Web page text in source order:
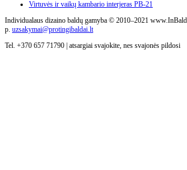
Virtuvės ir vaikų kambario interjeras PB-21
Individualaus dizaino baldų gamyba © 2010–2021
p. uzsakymai@protingibaldai.lt
Tel. +370 657 71790 | atsargiai svajokite, nes svajonės pildosi